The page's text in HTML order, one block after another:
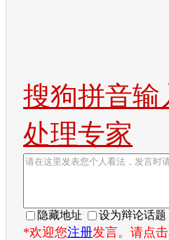
搜狗拼音输
处理专家
隐藏地址 设为辩论话题
*欢迎您注册发言。请点